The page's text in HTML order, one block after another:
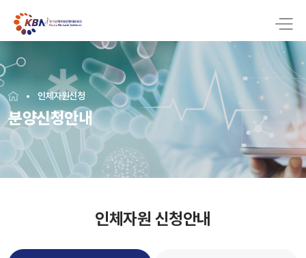
인체자원신청
분양신청안내
인체자원 신청안내